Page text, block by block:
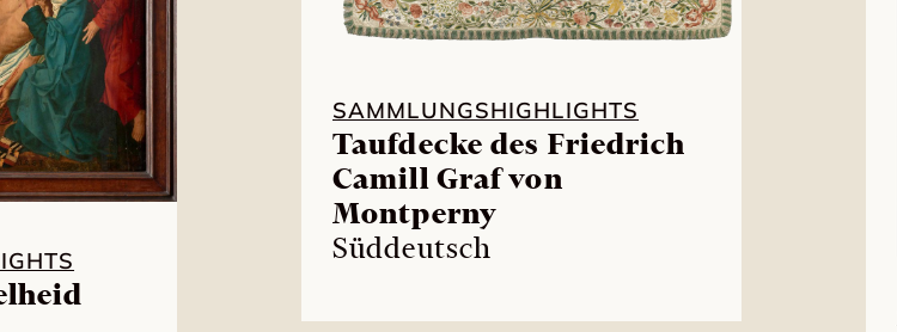
SAMMLUNGSHIGHLIGHTS
Taufdecke des Friedrich
Camill Graf von
Montperny
Süddeutsch